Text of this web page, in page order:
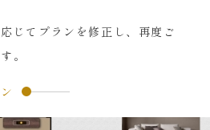
じてプランを修正し、再度ご
。